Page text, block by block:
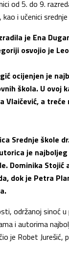
od 5. do 9.
i učenici srednje
je Ena
osvojio je
ocijenjen je
škola. U ovoj
Vlaičević, a treće
Srednje škole
je
Dominika Stojić
dok je Petra
održanoj sinoć
i autorima
je Robet Jurešić,